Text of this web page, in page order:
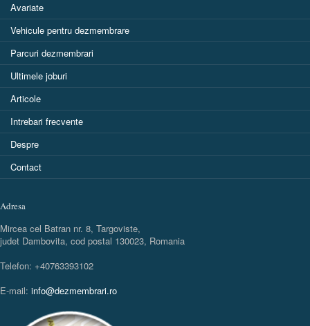
Avariate
Vehicule pentru dezmembrare
Parcuri dezmembrari
Ultimele joburi
Articole
Intrebari frecvente
Despre
Contact
Adresa
Mircea cel Batran nr. 8, Targoviste,
judet Dambovita, cod postal 130023, Romania
Telefon: +40763393102
E-mail: info@dezmembrari.ro